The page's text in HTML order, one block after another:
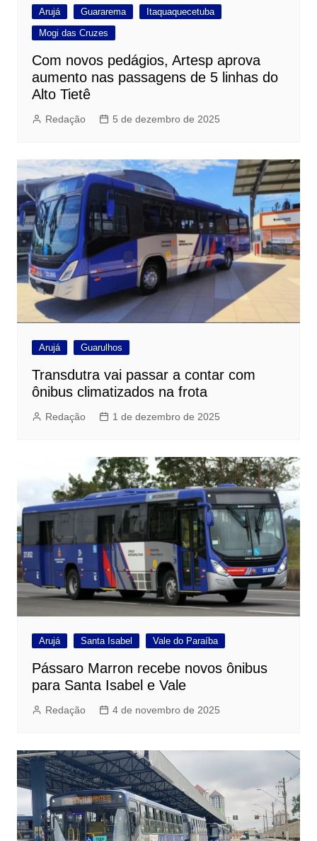
Arujá Guararema
Itaquaquecetuba
Mogi das Cruzes
Com novos pedágios, Artesp aprova
aumento nas passagens de 5 linhas do
Alto Tietê
Redação 5 de dezembro de 2025
Arujá Guarulhos
Transdutra vai passar a contar com
ônibus climatizados na frota
Redação 1 de dezembro de 2025
Arujá Santa Isabel Vale do Paraíba
Pássaro Marron recebe novos ônibus
para Santa Isabel e Vale
Redação 4 de novembro de 2025